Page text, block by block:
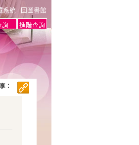
系統 回圖書館
：